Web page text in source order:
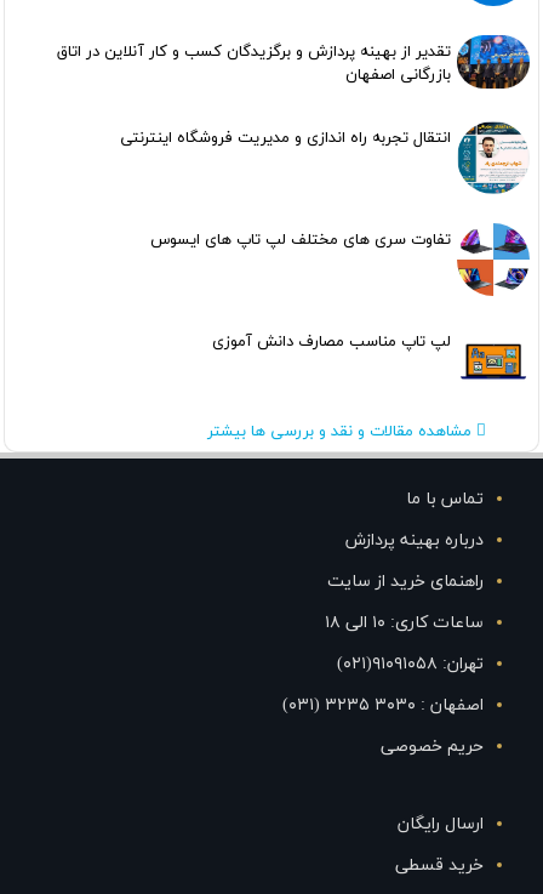
تقدیر از بهینه پردازش و برگزیدگان کسب و کار آنلاین در اتاق
بازرگانی اصفهان
انتقال تجربه راه اندازی و مدیریت فروشگاه اینترنتی
تفاوت سری های مختلف لپ تاپ های ایسوس
لپ تاپ مناسب مصارف دانش آموزی
مشاهده مقالات و نقد و بررسی ها بیشتر
تماس با ما
درباره بهینه پردازش
راهنمای خرید از سایت
ساعات کاری: ۱۰ الی ۱۸
تهران: ۹۱۰۹۱۰۵۸(۰۲۱)
اصفهان : ۳۰۳۰ ۳۲۳۵ (۰۳۱)
حریم خصوصی
ارسال رایگان
خرید قسطی